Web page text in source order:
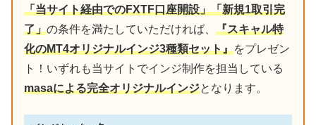
「当サイト経由でのFXTF口座開設」「新規1取引完
了」の条件を満たしていただければ、 『スキャル特
化のMT4オリジナルインジ3種類セット』をプレゼン
ト！いずれも当サイトでインジ制作を担当している
masaによる完全オリジナルインジとなります。